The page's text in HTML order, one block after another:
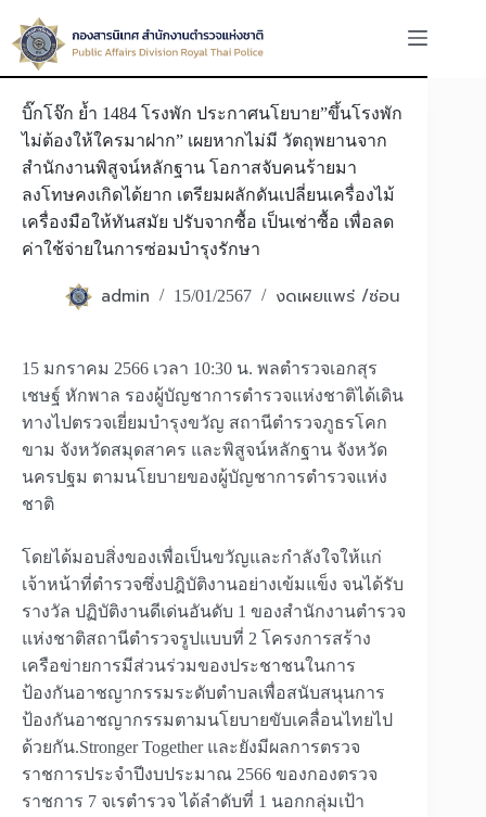
to
content
บิ๊กโจ๊ก ย้ำ 1484 โรงพัก ประกาศนโยบาย”ขึ้นโรงพัก
ไม่ต้องให้ใครมาฝาก” เผยหากไม่มี วัตถุพยานจาก
สำนักงานพิสูจน์หลักฐาน โอกาสจับคนร้ายมา
ลงโทษคงเกิดได้ยาก เตรียมผลักดันเปลี่ยนเครื่องไม้
เครื่องมือให้ทันสมัย ปรับจากซื้อ เป็นเช่าซื้อ เพื่อลด
ค่าใช้จ่ายในการซ่อมบำรุงรักษา
admin 15/01/2567 งดเผยแพร่ /ซ่อน
15 มกราคม 2566 เวลา 10:30 น. พลตำรวจเอกสุร
เชษฐ์ หักพาล รองผู้บัญชาการตำรวจแห่งชาติได้เดิน
ทางไปตรวจเยี่ยมบำรุงขวัญ สถานีตำรวจภูธรโคก
ขาม จังหวัดสมุดสาคร และพิสูจน์หลักฐาน จังหวัด
นครปฐม ตามนโยบายของผู้บัญชาการตำรวจแห่ง
ชาติ
โดยได้มอบสิ่งของเพื่อเป็นขวัญและกำลังใจให้แก่
เจ้าหน้าที่ตำรวจซึ่งปฎิบัติงานอย่างเข้มแข็ง จนได้รับ
รางวัล ปฏิบัติงานดีเด่นอันดับ 1 ของสำนักงานตำรวจ
แห่งชาติสถานีตำรวจรูปแบบที่ 2 โครงการสร้าง
เครือข่ายการมีส่วนร่วมของประชาชนในการ
ป้องกันอาชญากรรมระดับตำบลเพื่อสนับสนุนการ
ป้องกันอาชญากรรมตามนโยบายขับเคลื่อนไทยไป
ด้วยกัน.Stronger Together และยังมีผลการตรวจ
ราชการประจำปีงบประมาณ 2566 ของกองตรวจ
ราชการ 7 จเรตำรวจ ได้ลำดับที่ 1 นอกกลุ่มเป้า